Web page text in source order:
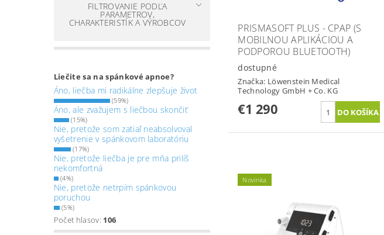
FILTROVANIE PODĽA
PARAMETROV,
CHARAKTERISTÍK A VÝROBCOV
Liečite sa na spánkové apnoe?
Áno, liečba mi radikálne zlepšuje život
(59%)
Áno, ale zvažujem s liečbou skončiť
(15%)
Nie, pretože som zatiaľ neabsolvoval
vyšetrenie v spánkovom laboratóriu
(17%)
Nie, pretože liečba je pre mňa prilíš
nekomfortná
(4%)
Nie, pretože netrpím spánkovou
poruchou
(5%)
Počet hlasov: 106
PRISMASOFT PLUS - CPAP (S
MOBILNOU APLIKÁCIOU A
PODPOROU BLUETOOTH)
dostupné
Značka: Löwenstein Medical
Technology GmbH + Co. KG
€1 290
Novinka